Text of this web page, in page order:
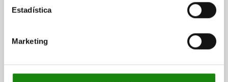
Estadística
Marketing
HIERRO DE SUJECIÓN DESPLAZABLE M12, A=125
ROSCA=M12
PAR DE APRIETE MÁX. NM=80
Referencia:04056-12125